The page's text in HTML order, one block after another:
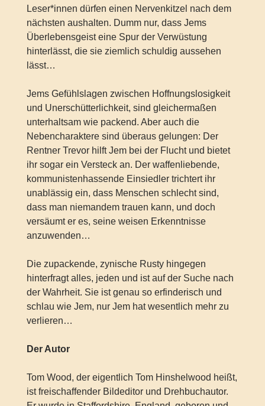
Leser*innen dürfen einen Nervenkitzel nach dem
nächsten aushalten. Dumm nur, dass Jems
Überlebensgeist eine Spur der Verwüstung
hinterlässt, die sie ziemlich schuldig aussehen
lässt…
Jems Gefühlslagen zwischen Hoffnungslosigkeit
und Unerschütterlichkeit, sind gleichermaßen
unterhaltsam wie packend. Aber auch die
Nebencharaktere sind überaus gelungen: Der
Rentner Trevor hilft Jem bei der Flucht und bietet
ihr sogar ein Versteck an. Der waffenliebende,
kommunistenhassende Einsiedler trichtert ihr
unablässig ein, dass Menschen schlecht sind,
dass man niemandem trauen kann, und doch
versäumt er es, seine weisen Erkenntnisse
anzuwenden…
Die zupackende, zynische Rusty hingegen
hinterfragt alles, jeden und ist auf der Suche nach
der Wahrheit. Sie ist genau so erfinderisch und
schlau wie Jem, nur Jem hat wesentlich mehr zu
verlieren…
Der Autor
Tom Wood, der eigentlich Tom Hinshelwood heißt,
ist freischaffender Bildeditor und Drehbuchautor.